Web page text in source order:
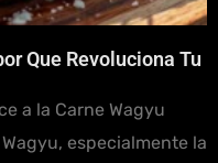
Que Revoluciona Tu
a la Carne Wagyu
especialmente la